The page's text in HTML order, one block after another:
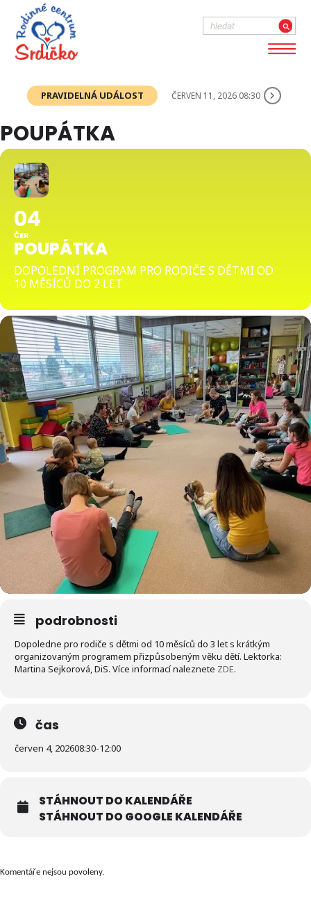
PRAVIDELNÁ UDÁLOST ČERVEN 11, 2026 08:30
POUPÁTKA
04
ČER
POUPÁTKA
DOPOLEDNÍ PROGRAM PRO RODIČE S DĚTMI OD
10 MĚSÍCŮ DO 2 LET
podrobnosti
Dopoledne pro rodiče s dětmi od 10 měsíců do 3 let s krátkým
organizovaným programem přizpůsobeným věku dětí. Lektorka:
Martina Sejkorová, DiS. Více informací naleznete ZDE.
čas
červen 4, 202608:30-12:00
STÁHNOUT DO KALENDÁŘE
STÁHNOUT DO GOOGLE KALENDÁŘE
Komentáře nejsou povoleny.